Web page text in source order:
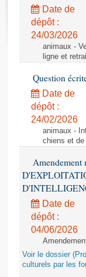
Rapports
Rapports sur
Baromètre de
Dossiers
Budget et
Questions
Comptes
Date de
dépôt :
24/03/2026
animaux -
ligne et
Question
Date de
dépôt :
24/02/2026
animaux -
chiens et
Date de
dépôt :
04/06/2026
Voir le dossier
culturels par les